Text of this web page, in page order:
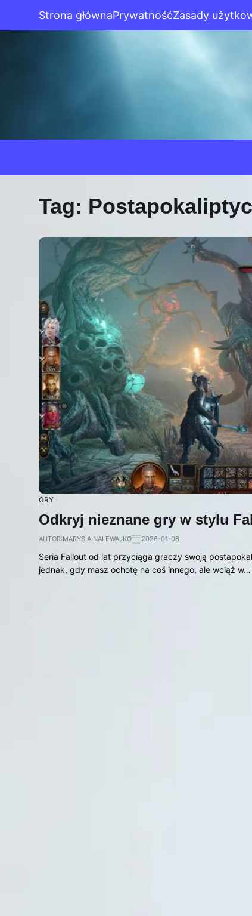
Strona głównaPrywatnośćZasady
Tag:
GRY
Odkryj nieznane gry w stylu
AUTOR:MARYSIA NALEWAJKO 2026-01-08
Seria Fallout od lat przyciąga graczy swoją
jednak, gdy masz ochotę na coś innego, ale wciąż w…